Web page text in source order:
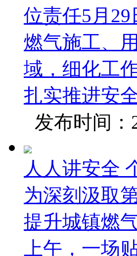
位责任5月
燃气施工、
域，细化工
扎实推进安
发布时间
人人讲安全
为深刻汲取
提升城镇燃
上午，一场